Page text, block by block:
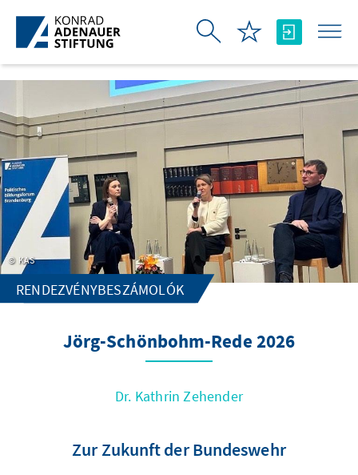
Ugrás a fő tartalomhoz
KAS
RENDEZVÉNYBESZÁMOLÓK
Jörg-Schönbohm-Rede 2026
Dr. Kathrin Zehender
Zur Zukunft der Bundeswehr